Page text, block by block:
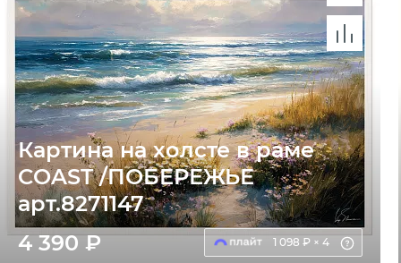
Картина на холсте в раме
COAST /ПОБЕРЕЖЬЕ
арт.8271147
4 390 ₽
1 098 ₽ × 4